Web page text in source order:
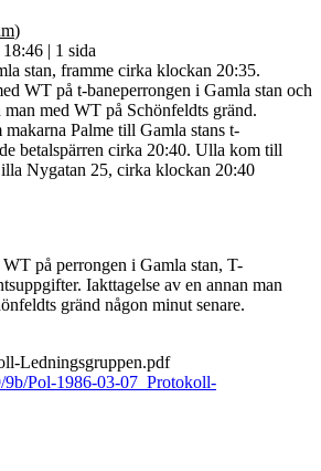
)
| 1 sida
stan, framme cirka klockan 20:35.
WT på t-baneperrongen i Gamla stan och
man med WT på Schönfeldts gränd.
Palme till Gamla stans t-
betalspärren cirka 20:40. Ulla kom till
Nygatan 25, cirka klockan 20:40
på perrongen i Gamla stan, T-
Iakttagelse av en annan man
gränd någon minut senare.
Ledningsgruppen.pdf
9b/Pol-1986-03-07_Protokoll-